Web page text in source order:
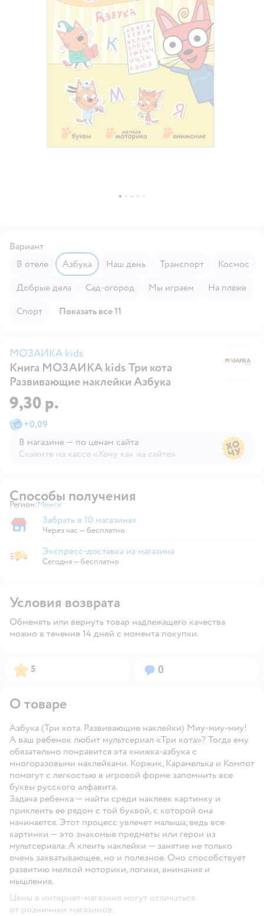
Вариант
В отеле
Азбука Наш день Транспорт
Космос
Добрые дела
Сад-огород Мы играем
На пляже
Спорт
Показать все 11
МОЗАИКА kids
Книга МОЗАИКА kids Три кота
Развивающие наклейки Азбука
9,30 р.
+0,09
В магазине — по ценам сайта
Скажите на кассе «Хочу как на сайте»
Способы получения
Регион: Выбор адреса доставки.
Минск
Забрать в магазине
Забрать в 10 магазинах
Через час — бесплатно
Экспресс-доставка из магазина
Экспресс-доставка из магазина
Сегодня—бесплатно
Условия возврата
Обменять или вернуть товар надлежащего качества
можно в течение 14 дней с момента покупки.
Рейтинг:
5 Вопросов:
0
О товаре
Азбука (Три кота. Развивающие наклейки) Миу-миу-миу!
А ваш ребенок любит мультсериал «Три кота»? Тогда ему
обязательно понравится эта книжка-азбука с
многоразовыми наклейками. Коржик, Карамелька и Компот
помогут с легкостью в игровой форме запомнить все
буквы русского алфавита.
Задача ребенка — найти среди наклеек картинку и
приклеить ее рядом с той буквой, с которой она
начинается. Этот процесс увлечет малыша, ведь все
картинки — это знакомые предметы или герои из
мультсериала. А клеить наклейки — занятие не только
очень захватывающее, но и полезное. Оно способствует
развитию мелкой моторики, логики, внимания и
мышления.
Цены в интернет-магазине могут отличаться
от розничных магазинов.